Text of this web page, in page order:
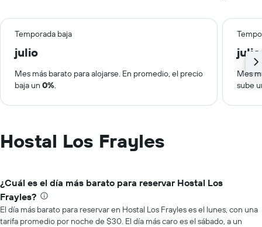
Temporada baja
julio julio
Mes más barato para alojarse. En promedio, el precio
baja un 0%.
Mes
sube
Hostal Los Frayles
¿Cuál es el día más barato para reservar Hostal Los
Frayles?
El día más barato para reservar en Hostal Los Frayles es el lunes, con una
tarifa promedio por noche de $30. El día más caro es el sábado, a un